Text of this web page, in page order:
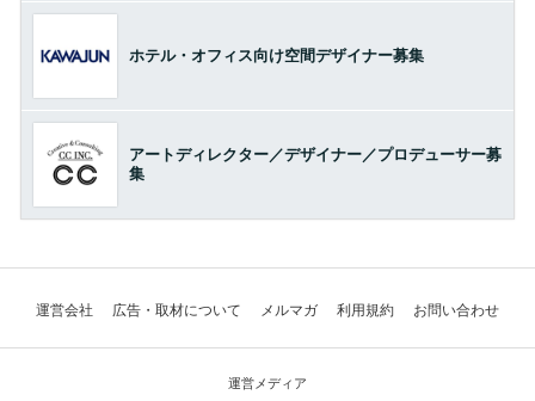
ホテル・オフィス向け空間デザイナー募集
アートディレクター／デザイナー／プロデューサー募
集
運営会社 広告・取材について メルマガ 利用規約 お問い合わせ
運営メディア